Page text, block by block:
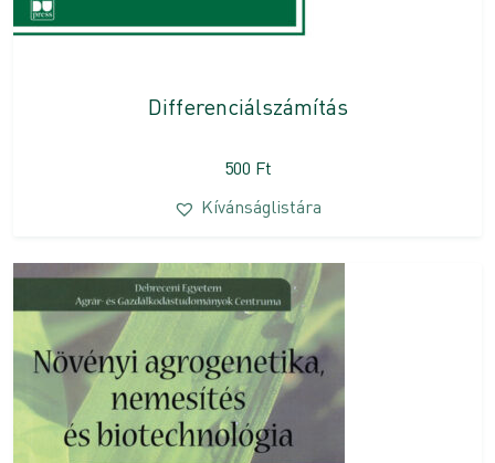
Differenciálszámítás
500 Ft
Kívánságlistára